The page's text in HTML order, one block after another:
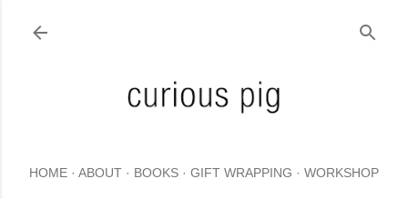
HOME ABOUT BOOKS GIFT WRAPPING WORKSHOP